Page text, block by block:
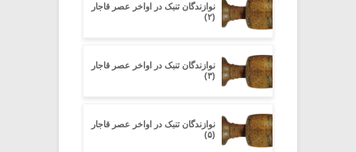
نوازندگان تنبک در اواخر عصر قاجار
(۲)
نوازندگان تنبک در اواخر عصر قاجار
(۳)
نوازندگان تنبک در اواخر عصر قاجار
(۵)